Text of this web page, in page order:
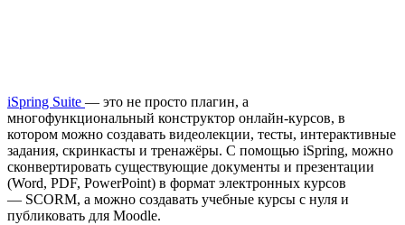
iSpring Suite — это не просто плагин, а
многофункциональный конструктор онлайн-курсов, в
котором можно создавать видеолекции, тесты, интерактивные
задания, скринкасты и тренажёры. С помощью iSpring, можно
сконвертировать существующие документы и презентации
(Word, PDF, PowerPoint) в формат электронных курсов
— SCORM, а можно создавать учебные курсы с нуля и
публиковать для Moodle.